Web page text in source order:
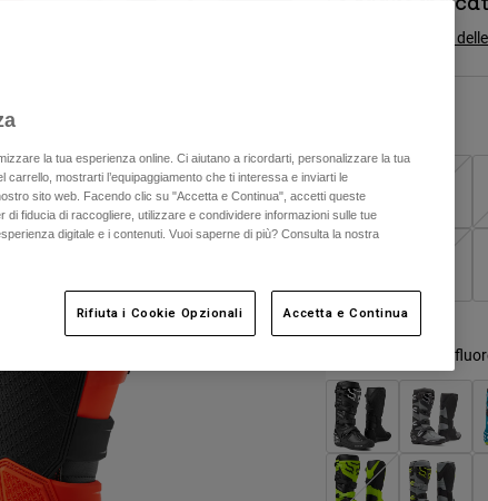
tabella
8
Arancione
la tua esperienza online. Ci aiutano a ricordarti, personalizzare la tua
mostrarti l’equipaggiamento che ti interessa e inviarti le
sito web. Facendo clic su "Accetta e Continua", accetti queste
di fiducia di raccogliere, utilizzare e condividere informazioni sulle tue
digitale e i contenuti. Vuoi saperne di più? Consulta la nostra
Rifiuta i Cookie Opzionali Accetta e Continua